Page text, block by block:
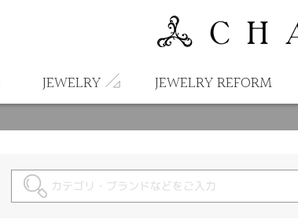
JEWELRY JEWELRY REFORM